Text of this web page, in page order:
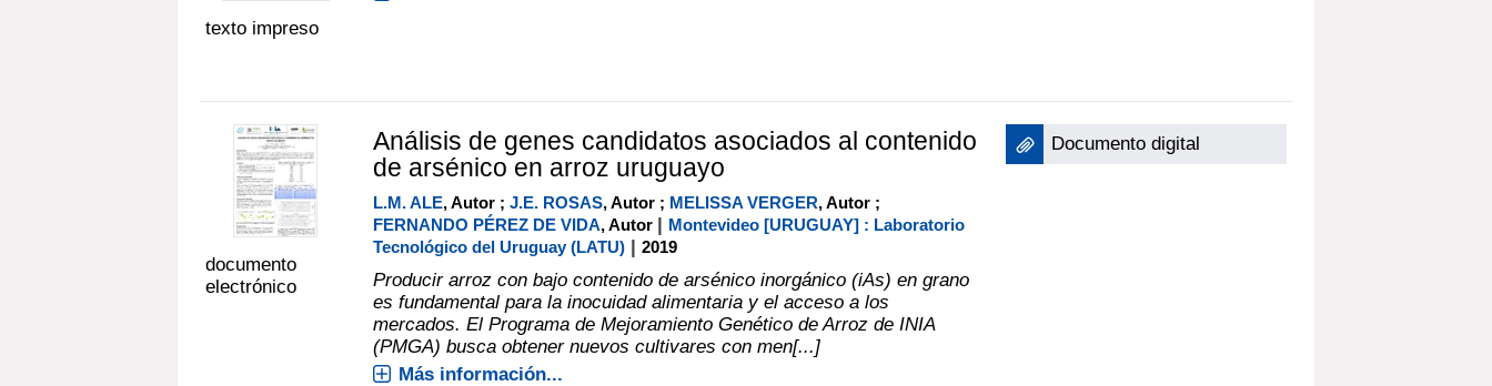
texto impreso
documento
electrónico
Análisis de genes candidatos asociados al contenido
de arsénico en arroz uruguayo
L.M. ALE, Autor ; J.E. ROSAS, Autor ; MELISSA VERGER, Autor ;
FERNANDO PÉREZ DE VIDA, Autor | Montevideo [URUGUAY] : Laboratorio
Tecnológico del Uruguay (LATU)| 2019
Producir arroz con bajo contenido de arsénico inorgánico (iAs) en grano
es fundamental para la inocuidad alimentaria y el acceso a los
mercados. El Programa de Mejoramiento Genético de Arroz de INIA
(PMGA) busca obtener nuevos cultivares con men[...]
Más información...
Documento digital